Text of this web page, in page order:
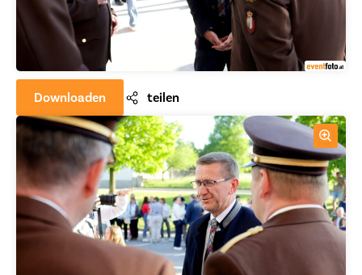
Downloaden teilen